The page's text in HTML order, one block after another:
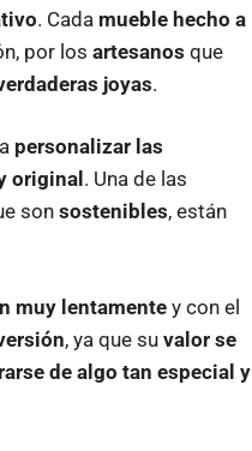
. Cada mueble hecho a
por los artesanos que
joyas.
personalizar las
original . Una de las
son sostenibles, están
muy lentamente y con el
, ya que su valor se
de algo tan especial y